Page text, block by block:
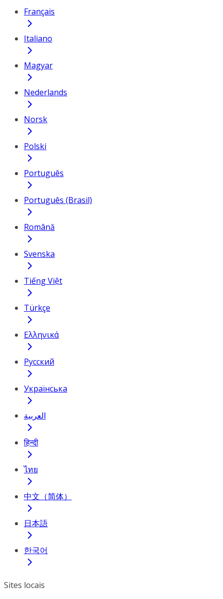
Français
Italiano
Magyar
Nederlands
Norsk
Polski
Português
Português (Brasil)
Română
Svenska
Tiếng Việt
Türkçe
Ελληνικά
Русский
Українська
العربية
हिन्दी
ไทย
中文（简体）
日本語
한국어
Sites locais